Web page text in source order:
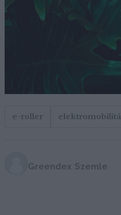
e-roller
Greendex Szemle